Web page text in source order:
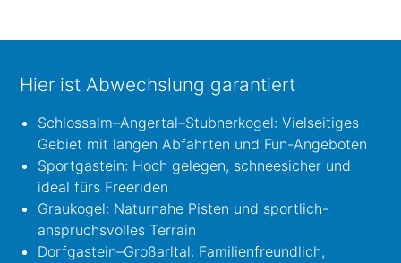
Hier ist Abwechslung garantiert
Schlossalm–Angertal–Stubnerkogel: Vielseitiges
Gebiet mit langen Abfahrten und Fun-Angeboten
Sportgastein: Hoch gelegen, schneesicher und
ideal fürs Freeriden
Graukogel: Naturnahe Pisten und sportlich-
anspruchsvolles Terrain
Dorfgastein–Großarltal: Familienfreundlich,